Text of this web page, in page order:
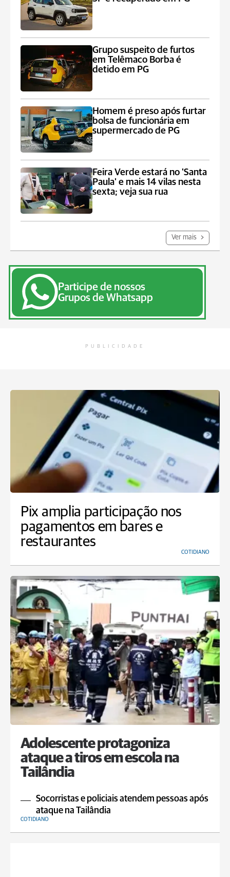
Grupo suspeito de furtos
em Telêmaco Borba é
detido em PG
Homem é preso após furtar
bolsa de funcionária em
supermercado de PG
Feira Verde estará no 'Santa
Paula' e mais 14 vilas nesta
sexta; veja sua rua
Ver mais
Participe de nossos
Grupos de Whatsapp
PUBLICIDADE
Pix amplia participação nos
pagamentos em bares e
restaurantes
COTIDIANO
Adolescente protagoniza
ataque a tiros em escola na
Tailândia
Socorristas e policiais atendem pessoas após
ataque na Tailândia
COTIDIANO